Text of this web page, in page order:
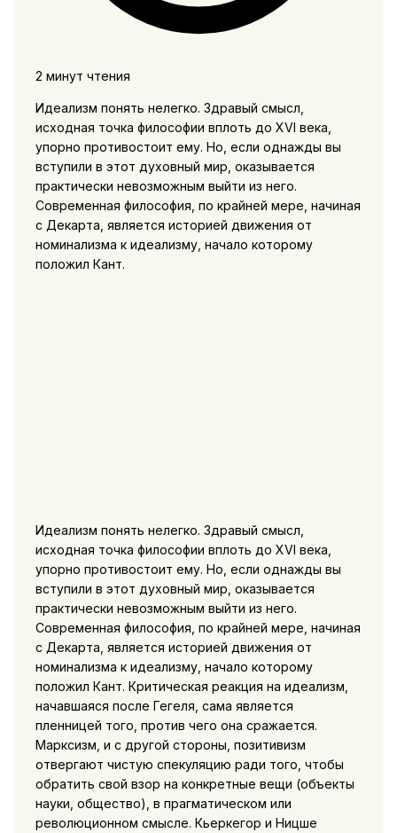
2 минут чтения
Идеализм понять нелегко. Здравый смысл,
исходная точка философии вплоть до XVI века,
упорно противостоит ему. Но, если однажды вы
вступили в этот духовный мир, оказывается
практически невозможным выйти из него.
Современная философия, по крайней мере, начиная
с Декарта, является историей движения от
номинализма к идеализму, начало которому
положил Кант.
Идеализм понять нелегко. Здравый смысл,
исходная точка философии вплоть до XVI века,
упорно противостоит ему. Но, если однажды вы
вступили в этот духовный мир, оказывается
практически невозможным выйти из него.
Современная философия, по крайней мере, начиная
с Декарта, является историей движения от
номинализма к идеализму, начало которому
положил Кант. Критическая реакция на идеализм,
начавшаяся после Гегеля, сама является
пленницей того, против чего она сражается.
Марксизм, и с другой стороны, позитивизм
отвергают чистую спекуляцию ради того, чтобы
обратить свой взор на конкретные вещи (объекты
науки, общество), в прагматическом или
революционном смысле. Кьеркегор и Ницше